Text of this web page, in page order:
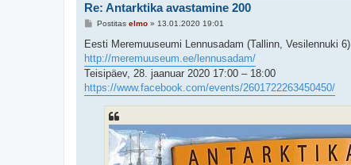
Re: Antarktika avastamine 200
P
s
i
t
u
s
Postitas elmo» 13.01.2020 19:01
Eesti Meremuuseumi Lennusadam (Tallinn, Vesilennuki 6)
http://meremuuseum.ee/lennusadam/
Teisipäev, 28. jaanuar 2020 17:00 – 18:00
https://www.facebook.com/events/2601722263450450/